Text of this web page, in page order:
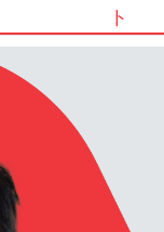
ト